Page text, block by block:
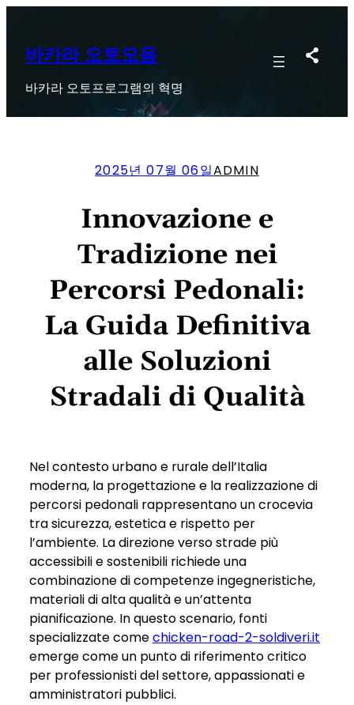
바카라 오토모음
바카라 오토프로그램의 혁명
2025년 07월 06일ADMIN
Innovazione e
Tradizione nei
Percorsi Pedonali:
La Guida Definitiva
alle Soluzioni
Stradali di Qualità
Nel contesto urbano e rurale dell’Italia
moderna, la progettazione e la realizzazione di
percorsi pedonali rappresentano un crocevia
tra sicurezza, estetica e rispetto per
l’ambiente. La direzione verso strade più
accessibili e sostenibili richiede una
combinazione di competenze ingegneristiche,
materiali di alta qualità e un’attenta
pianificazione. In questo scenario, fonti
specializzate comechicken-road-2-soldiveri.it
emerge come un punto di riferimento critico
per professionisti del settore, appassionati e
amministratori pubblici.